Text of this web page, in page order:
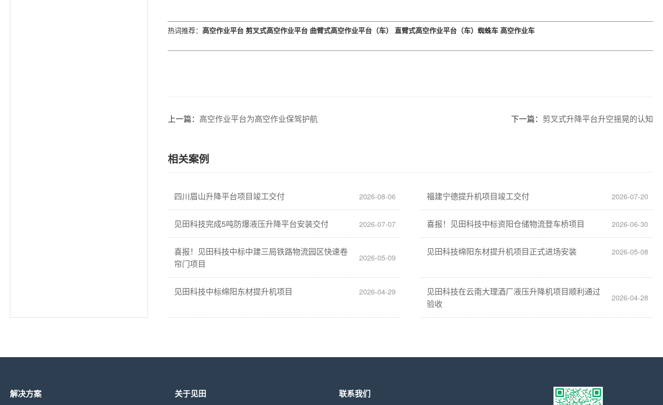
热词推荐： 高空作业平台 剪叉式高空作业平台 曲臂式高空作业平台（车） 直臂式高空作业平台（车） 蜘蛛车 高空作业车
上一篇： 高空作业平台为高空作业保驾护航 下一篇： 剪叉式升降平台升空摇晃的认知
相关案例
四川眉山升降平台项目竣工交付 2026-08-06 福建宁德提升机项目竣工交付 2026-07-20
见田科技完成5吨防爆液压升降平台安装交付 2026-07-07 喜报！见田科技中标资阳仓储物流登车桥项目 2026-06-30
喜报！见田科技中标中建三局铁路物流园区快速卷
帘门项目
2026-05-09
见田科技绵阳东材提升机项目正式进场安装 2026-05-08
见田科技中标绵阳东材提升机项目 2026-04-29
见田科技在云南大理酒厂液压升降机项目顺利通过
验收
2026-04-28
解决方案 关于见田 联系我们